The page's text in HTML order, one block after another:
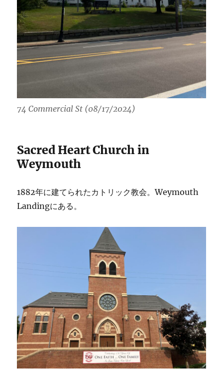
74 Commercial St (08/17/2024)
Sacred Heart Church in
Weymouth
1882年に建てられたカトリック教会。Weymouth
Landingにある。